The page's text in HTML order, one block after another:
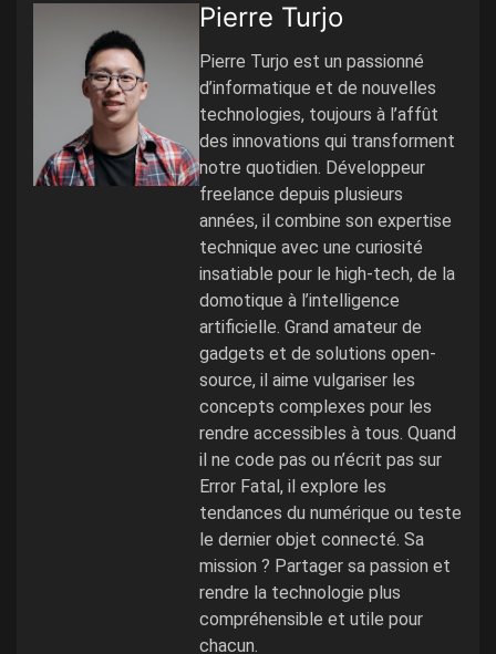
Pierre Turjo
Pierre Turjo est un passionné
d’informatique et de nouvelles
technologies, toujours à l’affût
des innovations qui transforment
notre quotidien. Développeur
freelance depuis plusieurs
années, il combine son expertise
technique avec une curiosité
insatiable pour le high-tech, de la
domotique à l’intelligence
artificielle. Grand amateur de
gadgets et de solutions open-
source, il aime vulgariser les
concepts complexes pour les
rendre accessibles à tous. Quand
il ne code pas ou n’écrit pas sur
Error Fatal, il explore les
tendances du numérique ou teste
le dernier objet connecté. Sa
mission ? Partager sa passion et
rendre la technologie plus
compréhensible et utile pour
chacun.